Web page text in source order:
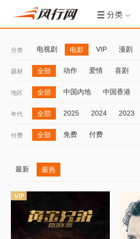
分类
分类 电视剧 电影 VIP 漫剧
题材 全部 动作 爱情 喜剧
地区 全部 中国内地 中国香港
年代 全部 2025 2024 2023
付费 全部 免费 付费
最新 最热